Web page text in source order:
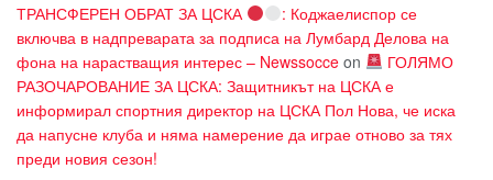
ТРАНСФЕРЕН ОБРАТ ЗА ЦСКА
: Коджаелиспор се
включва в надпреварата за подписа на Лумбард Делова на
фона на нарастващия интерес – Newssocce on
ГОЛЯМО
РАЗОЧАРОВАНИЕ ЗА ЦСКА: Защитникът на ЦСКА е
информирал спортния директор на ЦСКА Пол Нова, че иска
да напусне клуба и няма намерение да играе отново за тях
преди новия сезон!